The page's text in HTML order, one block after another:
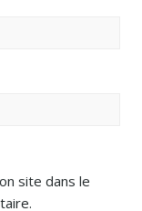
site dans le